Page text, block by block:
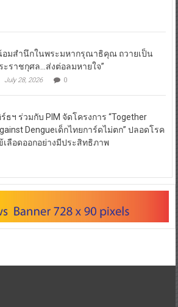
อมสำนึกในพระมหากรุณาธิคุณ ถวายเป็น
ะราชกุศล…ส่งต่อลมหายใจ”
July 28, 2026 0
ร์ธฯ ร่วมกับ PIM จัดโครงการ “Together
Dengueเด็กไทยการ์ดไม่ตก” ปลอดโรค
เลือดออกอย่างมีประสิทธิภาพ